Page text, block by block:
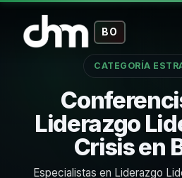
BO
CATEGORÍA
Liderazgo
Crisis en
Especialistas en Liderazgo